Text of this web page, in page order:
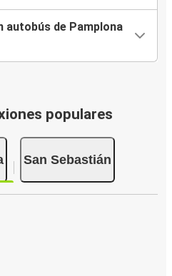
autobús de Pamplona
populares
San Sebastián